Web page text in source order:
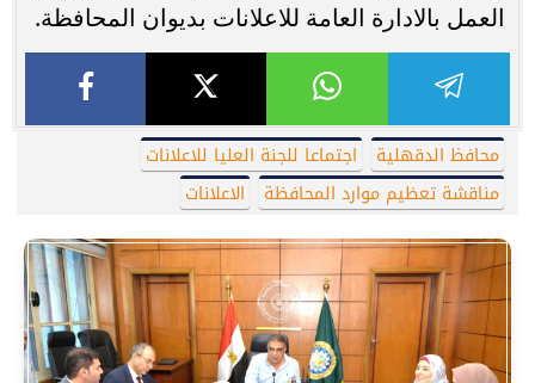
العمل بالادارة العامة للاعلانات بديوان المحافظة.
محافظ الدقهلية
اجتماعا للجنة العليا للاعلانات
مناقشة تعظيم موارد المحافظة
الاعلانات